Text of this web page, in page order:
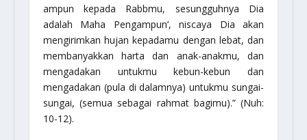
ampun kepada Rabbmu, sesungguhnya Dia
adalah Maha Pengampun’, niscaya Dia akan
mengirimkan hujan kepadamu dengan lebat, dan
membanyakkan harta dan anak-anakmu, dan
mengadakan untukmu kebun-kebun dan
mengadakan (pula di dalamnya) untukmu sungai-
sungai, (semua sebagai rahmat bagimu).” (Nuh:
10-12).